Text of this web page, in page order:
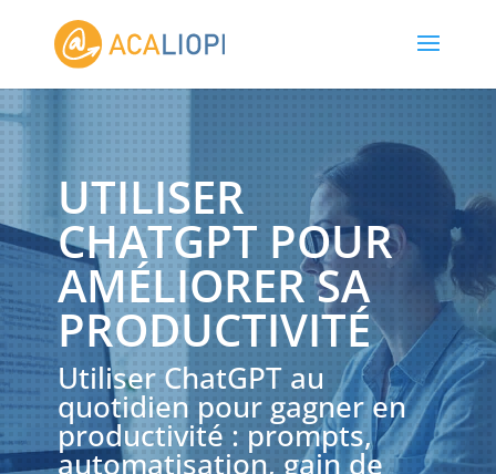
UTILISER
CHATGPT POUR
AMÉLIORER SA
PRODUCTIVITÉ
Utiliser ChatGPT au
quotidien pour gagner en
productivité : prompts,
automatisation, gain de